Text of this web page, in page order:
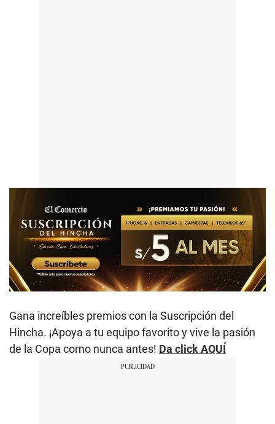
Gana increíbles premios con la Suscripción del
Hincha. ¡Apoya a tu equipo favorito y vive la pasión
de la Copa como nunca antes! Da click AQUÍ